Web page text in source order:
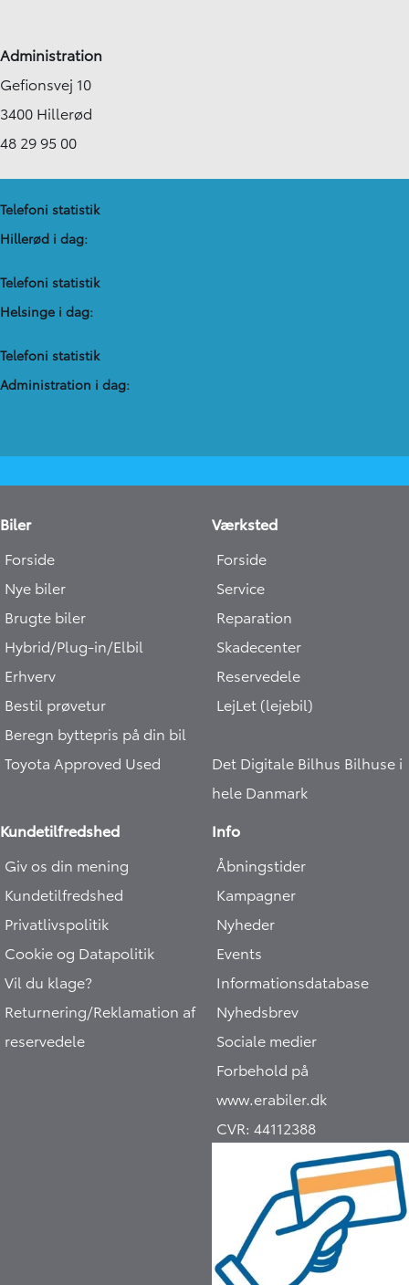
Administration
Gefionsvej 10
3400 Hillerød
48 29 95 00
Telefoni statistik
Hillerød i dag:
Telefoni statistik
Helsinge i dag:
Telefoni statistik
Administration​ i dag:
Biler
Forside
Nye biler
Brugte biler
Hybrid/Plug-in/Elbil
Erhverv
Bestil prøvetur
Beregn byttepris på din bil
Toyota Approved Used
Værksted
Forside
Service
Reparation
Skadecenter
Reservedele
LejLet (lejebil)
Det Digitale Bilhus Bilhuse i
hele Danmark
Kundetilfredshed
Giv os din mening
Kundetilfredshed
Privatlivspolitik
Cookie og Datapolitik
Vil du klage?
Returnering/Reklamation af
reservedele
Info
Åbningstider
Kampagner
Nyheder
Events
Informationsdatabase
Nyhedsbrev
Sociale medier
Forbehold på
www.erabiler.dk
CVR:44112388